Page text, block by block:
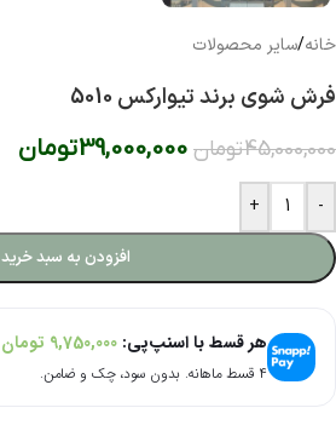
خانه/سایر محصولات
فرش شوی برند تیوارکس 5010
45,000,000تومان 39,000,000تومان
-
+
افزودن به سبد خرید
هر قسط با اسنپ‌پی: 9,750,000 تومان
۴ قسط ماهانه. بدون سود، چک و ضامن.